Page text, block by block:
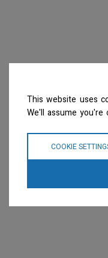
This website uses
We'll assume
COOKIE